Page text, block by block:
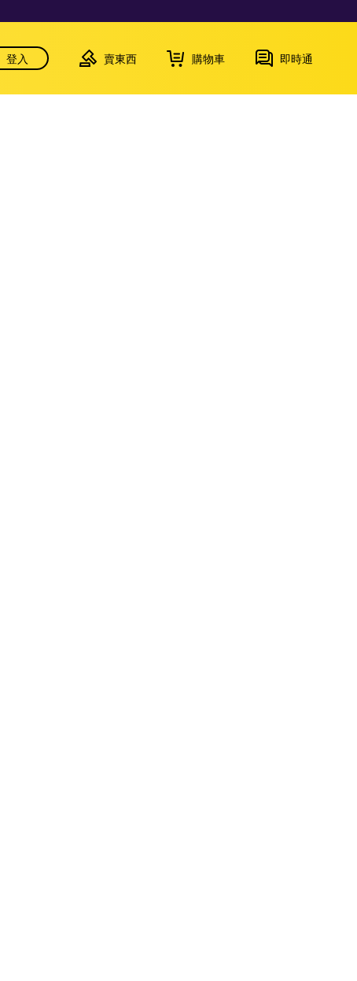
登入 賣東西 購物車 即時通